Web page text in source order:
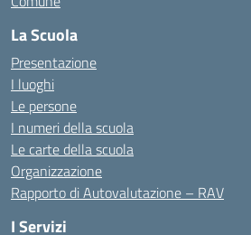
La Scuola
Presentazione
I luoghi
Le persone
I numeri della scuola
Le carte della scuola
Organizzazione
Rapporto di Autovalutazione – RAV
I Servizi